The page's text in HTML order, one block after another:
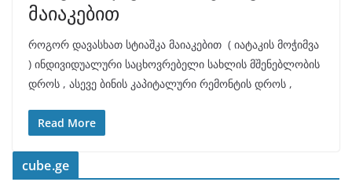
მაიაკებით
როგორ დავასხათ სტიაშკა მაიაკებით ( იატაკის მოჭიმვა
) ინდივიდუალური საცხოვრებელი სახლის მშენებლობის
დროს , ასევე ბინის კაპიტალური რემონტის დროს ,
Read More
cube.ge